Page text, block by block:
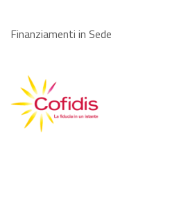
Finanziamenti in Sede